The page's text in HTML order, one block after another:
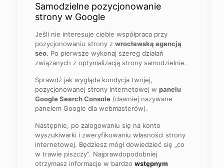
Samodzielne pozycjonowanie
strony w Google
Jeśli nie interesuje ciebie współpraca przy
pozycjonowaniu strony z wrocławską agencją
seo. Po pierwsze wykonaj szereg działań
związanych z optymalizacją strony samodzielnie.
Sprawdź jak wygląda kondycja twojej,
pozycjonowanej strony internetowej w panelu
Google Search Console(dawniej nazywane
panelem Google dla webmasterów).
Następnie, po zalogowaniu się na konto
wyszukiwarki i zweryfikowaniu własności strony
internetowej. Będziesz mógł dowiedzieć się „co
w trawie piszczy”. Najprawdopodobniej
otrzymasz informacje w bardzo wstępnym